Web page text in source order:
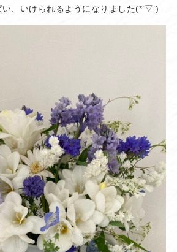
、いけられるようになりました(*’▽’)